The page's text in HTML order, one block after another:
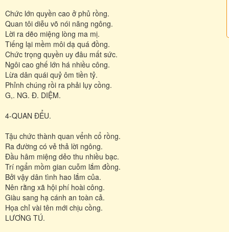
Chức lớn quyền cao ở phủ rồng.
Quan tôi diễu võ nói năng ngông.
Lời ra dẽo miệng lòng ma mị.
Tiếng lại mềm môi dạ quá đồng.
Chức trọng quyền uy đâu mất sức.
Ngôi cao ghế lớn há nhiều công.
Lừa dân quái quỷ ôm tiền tỷ.
Phỉnh chúng rồi ra phải lụy cồng.
G,. NG. Đ. DIỆM.
4-QUAN ĐỂU.
Tậu chức thành quan vểnh cổ rồng.
Ra đường có vẻ thả lời ngông.
Đầu hâm miệng dẻo thu nhiều bạc.
Trí ngẩn mồm gian cuỗm lắm đồng.
Bởi vậy dân tình hao lắm của.
Nên rằng xã hội phí hoài công.
Giàu sang hạ cánh an toàn cả.
Họa chỉ vài tên mới chịu cồng.
LƯƠNG TÚ.